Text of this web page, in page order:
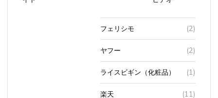
フェリシモ (2)
ヤフー (2)
ライスビギン（化粧品） (1)
楽天 (11)